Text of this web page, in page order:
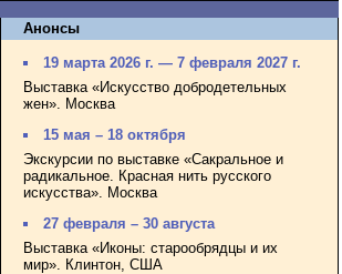
Анонсы
19 марта 2026 г. — 7 февраля 2027 г.
Выставка «Искусство добродетельных
жен». Москва
15 мая – 18 октября
Экскурсии по выставке «Сакральное и
радикальное. Красная нить русского
искусства». Москва
27 февраля – 30 августа
Выставка «Иконы: старообрядцы и их
мир». Клинтон, США